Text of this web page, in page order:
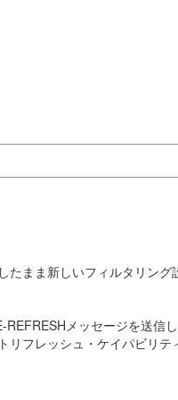
まま新しいフィルタリング
メッセージを送信
フレッシュ・ケイパビリテ